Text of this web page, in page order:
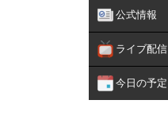
公式情報
ライブ配信
今日の予定